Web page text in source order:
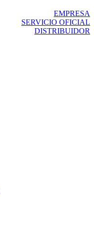
EMPRESA
SERVICIO OFICIAL
DISTRIBUIDOR